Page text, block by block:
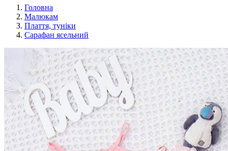
Головна
Малюкам
Плаття, туніки
Сарафан ясельний